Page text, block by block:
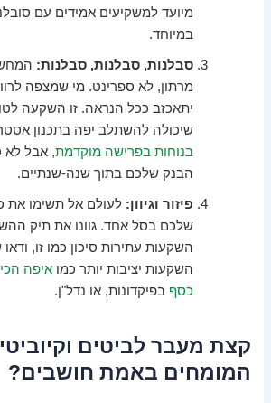
מיועד למשקיעים אמידים עם
במיוחד.
סבלנות, סבלנות, סבלנות:
מרתון, לא ספרינט. מי שמצפה
יתאכזב ככל הנראה. זו השקעה
שיכולה להשתלב יפה בתכנון
בנוחות בפרישה מוקדמת, אבל לא
הבנק שלכם בתוך שנה-שנתיים.
פיזור וגיוון: לעולם אל תשימו את
שלכם בסל אחד. גוונו את תיק
השקעות עתירות סיכון כמו זו,
השקעות יציבות יותר כמואיפה
כסף בפיקדונות, או נדל"ן.
קצת מעבר לביטים
המומחים באמת חושבים?